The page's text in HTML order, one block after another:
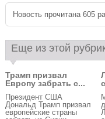
Новость прочитана 605
Еще из этой
Трамп призвал
Европу забрать с...
Президент США
Дональд Трамп призвал
европейские страны